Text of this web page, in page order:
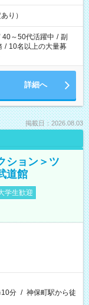
り）
40～50代活躍中 / 副
/ 10名以上の大量募
詳細へ
掲載日：2026.08.03
ション＞ツ
道館
学生歓迎
10分 / 神保町駅から徒